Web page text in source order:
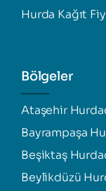
Hurda Kağıt
Bölgeler
Ataşehir
Bayrampaşa
Beşiktaş
Beylikdüzü